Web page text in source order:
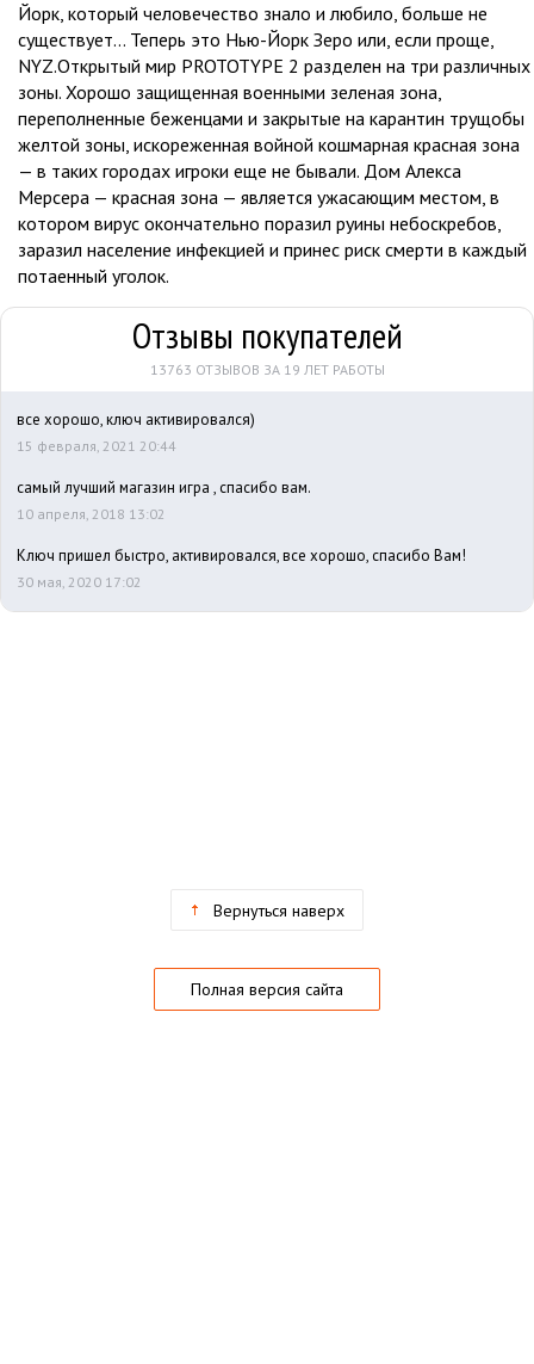
Йорк, который человечество знало и любило, больше не
существует… Теперь это Нью-Йорк Зеро или, если проще,
NYZ.Открытый мир PROTOTYPE 2 разделен на три различных
зоны. Хорошо защищенная военными зеленая зона,
переполненные беженцами и закрытые на карантин трущобы
желтой зоны, искореженная войной кошмарная красная зона
— в таких городах игроки еще не бывали. Дом Алекса
Мерсера — красная зона — является ужасающим местом, в
котором вирус окончательно поразил руины небоскребов,
заразил население инфекцией и принес риск смерти в каждый
потаенный уголок.
Отзывы покупателей
13763 ОТЗЫВОВ ЗА 19 ЛЕТ РАБОТЫ
все хорошо, ключ активировался)
15 февраля, 2021 20:44
самый лучший магазин игра , спасибо вам.
10 апреля, 2018 13:02
Ключ пришел быстро, активировался, все хорошо, спасибо Вам!
30 мая, 2020 17:02
Вернуться наверх
Полная версия сайта